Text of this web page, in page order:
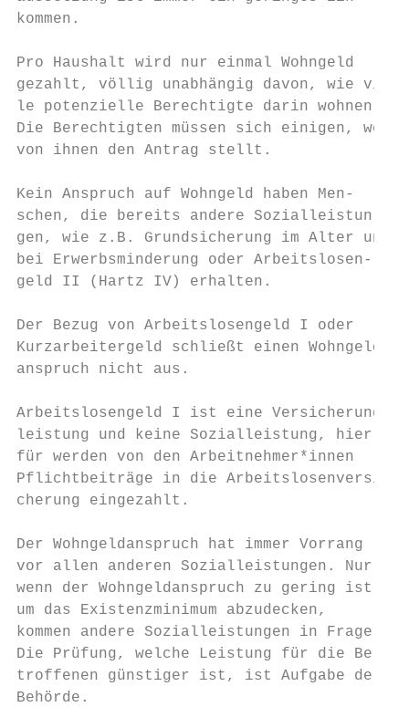
kommen.
Pro Haushalt wird nur einmal Wohngeld
gezahlt, völlig unabhängig davon, wie
le potenzielle Berechtigte darin wohnen.
Die Berechtigten müssen sich einigen,
von ihnen den Antrag stellt.
Kein Anspruch auf Wohngeld haben Men-
schen, die bereits andere Sozialleistun-
gen, wie z.B. Grundsicherung im Alter
bei Erwerbsminderung oder
geld II (Hartz IV) erhalten.
Der Bezug von Arbeitslosengeld I oder
Kurzarbeitergeld schließt einen Wohngeld-
anspruch nicht aus.
Arbeitslosengeld I ist eine Versicherungs-
leistung und keine Sozialleistung, hier-
für werden von den Arbeitnehmer*innen
Pflichtbeiträge in die Arbeitslosenversi-
cherung eingezahlt.
Der Wohngeldanspruch hat immer Vorrang
vor allen anderen Sozialleistungen. Nur
wenn der Wohngeldanspruch zu gering ist,
um das Existenzminimum abzudecken,
kommen andere Sozialleistungen in Frage.
Die Prüfung, welche Leistung für die Be-
troffenen günstiger ist, ist Aufgabe der
Behörde.